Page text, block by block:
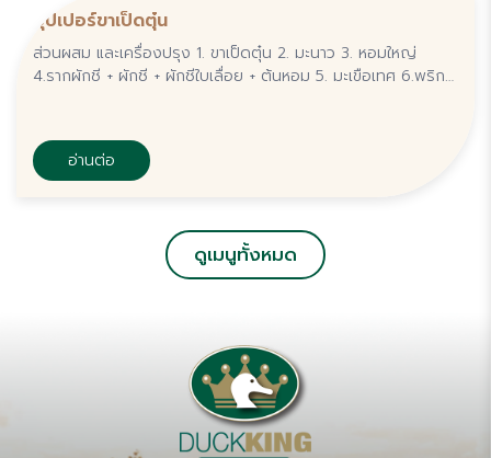
ซุปเปอร์ขาเป็ดตุ๋น
ส่วนผสม และเครื่องปรุง 1. ขาเป็ดตุ๋น 2. มะนาว 3. หอมใหญ่
4.รากผักชี + ผักชี + ผักชีใบเลื่อย + ต้นหอม 5. มะเขือเทศ 6.พริก
อ่านต่อ
ดูเมนูทั้งหมด